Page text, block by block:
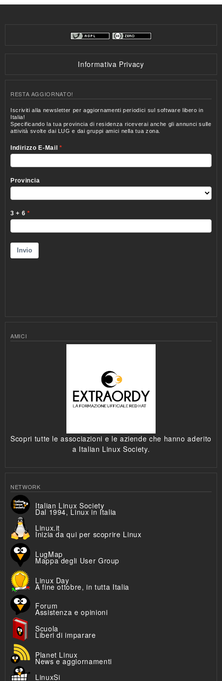
Informativa Privacy
RESTA AGGIORNATO!
AMICI
Scopri tutte le associazioni e le aziende che hanno aderito
a Italian Linux Society.
NETWORK
Italian Linux Society
Dal 1994, Linux in Italia
Linux.it
Inizia da qui per scoprire Linux
LugMap
Mappa degli User Group
Linux Day
A fine ottobre, in tutta Italia
Forum
Assistenza e opinioni
Scuola
Liberi di imparare
Planet Linux
News e aggiornamenti
LinuxSi